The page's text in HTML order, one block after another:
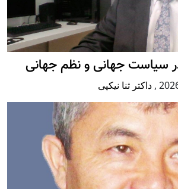
سیاست جهانی و نظم جهانی
, داکتر ثنا نیکپی